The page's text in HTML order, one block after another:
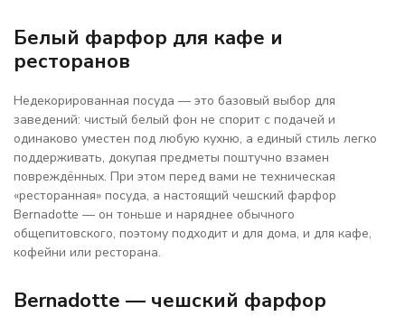
Белый фарфор для кафе и
ресторанов
Недекорированная посуда — это базовый выбор для
заведений: чистый белый фон не спорит с подачей и
одинаково уместен под любую кухню, а единый стиль легко
поддерживать, докупая предметы поштучно взамен
повреждённых. При этом перед вами не техническая
«ресторанная» посуда, а настоящий чешский фарфор
Bernadotte — он тоньше и наряднее обычного
общепитовского, поэтому подходит и для дома, и для кафе,
кофейни или ресторана.
Bernadotte — чешский фарфор